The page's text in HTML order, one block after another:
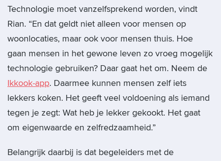
Technologie moet vanzelfsprekend worden, vindt
Rian. “En dat geldt niet alleen voor mensen op
woonlocaties, maar ook voor mensen thuis. Hoe
gaan mensen in het gewone leven zo vroeg mogelijk
technologie gebruiken? Daar gaat het om. Neem de
Ikkook-app. Daarmee kunnen mensen zelf iets
lekkers koken. Het geeft veel voldoening als iemand
tegen je zegt: Wat heb je lekker gekookt. Het gaat
om eigenwaarde en zelfredzaamheid.”
Belangrijk daarbij is dat begeleiders met de